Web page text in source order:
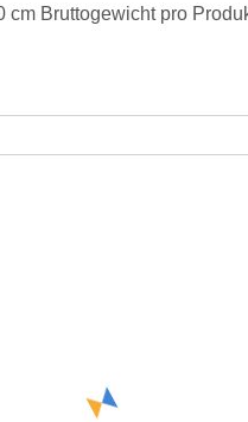
cm Bruttogewicht pro